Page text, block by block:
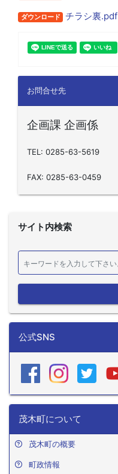
ダウンロード チラシ裏.pdf
お問合せ先
企画課 企画係
TEL: 0285-63-5619
FAX: 0285-63-0459
サイト内検索
公式SNS
茂木町について
茂木町の概要
町政情報